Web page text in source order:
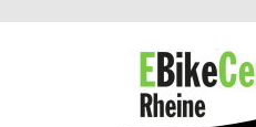
springen